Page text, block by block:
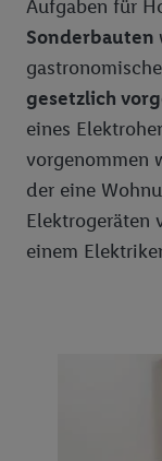
Golf: ABC (Golf
Bioland
Bioland
Bioland
Bioland
Bioland-Sortiment
Saskia
Brot, Backwaren,
Unser Brot
Feinkost, Gewürze
Chef Select -
Fette & Öle
Fleisch-, Wurst- &
Metzgerfrisch
Dulano
Hygiene,
Kaffee, Tee, Kakao
Nährmittel,
Obst-, Gemüse-,
Aufgaben für
Sonderbauten
gesetzlich
eines
vorgenommen
der eine
Elektrogeräten
einem